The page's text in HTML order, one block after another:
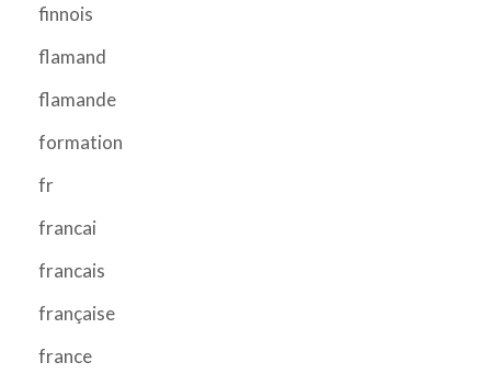
finnois
flamand
flamande
formation
fr
francai
francais
française
france